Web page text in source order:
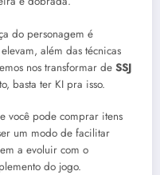
do personagem é
além das técnicas
nos transformar de SSJ
basta ter KI pra isso.
você pode comprar itens
um modo de facilitar
a evoluir com o
do jogo.